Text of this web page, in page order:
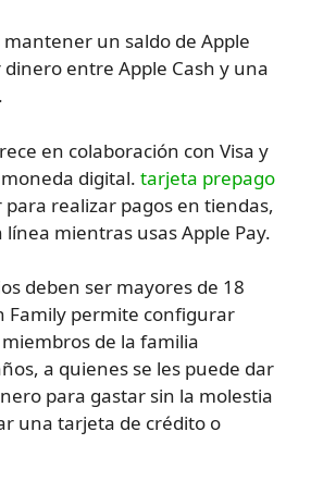
un saldo de Apple
entre Apple Cash y una
en colaboración con Visa y
digital. tarjeta prepago
realizar pagos en tiendas,
línea mientras usas Apple Pay.
deben ser mayores de 18
Family permite configurar
de la familia
a quienes se les puede dar
para gastar sin la molestia
una tarjeta de crédito o